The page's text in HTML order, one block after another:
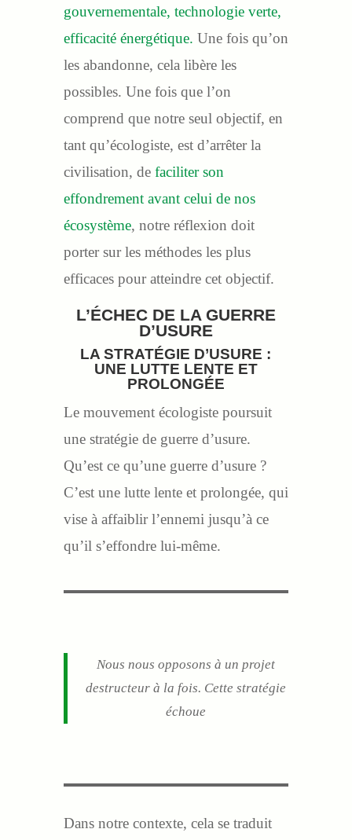
gouvernementale, technologie verte,
efficacité énergétique. Une fois qu’on
les abandonne, cela libère les
possibles. Une fois que l’on
comprend que notre seul objectif, en
tant qu’écologiste, est d’arrêter la
civilisation, de faciliter son
effondrement avant celui de nos
écosystème, notre réflexion doit
porter sur les méthodes les plus
efficaces pour atteindre cet objectif.
L’ÉCHEC DE LA GUERRE
D’USURE
LA STRATÉGIE D’USURE :
UNE LUTTE LENTE ET
PROLONGÉE
Le mouvement écologiste poursuit
une stratégie de guerre d’usure.
Qu’est ce qu’une guerre d’usure ?
C’est une lutte lente et prolongée, qui
vise à affaiblir l’ennemi jusqu’à ce
qu’il s’effondre lui-même.
Nous nous opposons à un projet
destructeur à la fois. Cette stratégie
échoue
Dans notre contexte, cela se traduit